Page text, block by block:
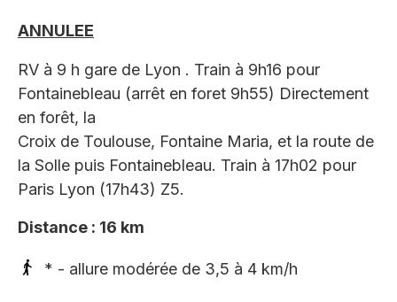
ANNULEE
RV à 9 h gare de Lyon . Train à 9h16 pour
Fontainebleau (arrêt en foret 9h55) Directement
en forêt, la
Croix de Toulouse, Fontaine Maria, et la route de
la Solle puis Fontainebleau. Train à 17h02 pour
Paris Lyon (17h43) Z5.
Distance : 16 km
* - allure modérée de 3,5 à 4 km/h